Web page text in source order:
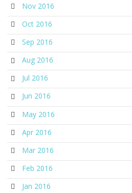
Nov 2016
Oct 2016
Sep 2016
Aug 2016
Jul 2016
Jun 2016
May 2016
Apr 2016
Mar 2016
Feb 2016
Jan 2016